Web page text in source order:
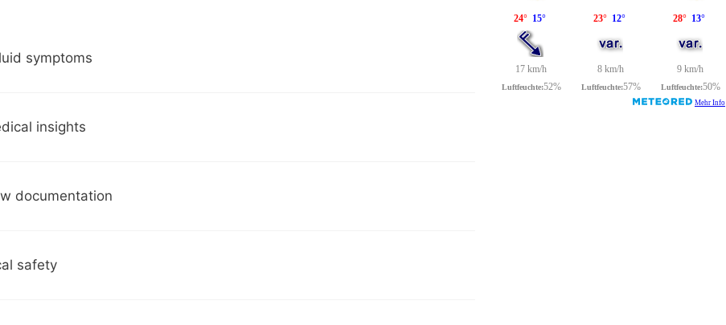
symptoms
insights
documentation
safety